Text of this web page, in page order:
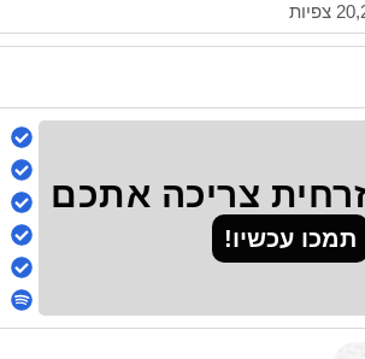
צריכה אתכם
תמכו עכשיו!